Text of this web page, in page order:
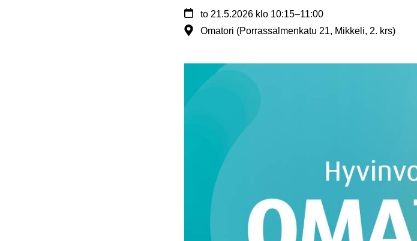
to 21.5.2026 klo 10:15–11:00
Omatori (Porrassalmenkatu 21, Mikkeli, 2. krs)